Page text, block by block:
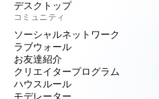
デスクトップ
コミュニティ
ソーシャルネットワーク
ラブウォール
お友達紹介
クリエイタープログラム
ハウスルール
モデレーター